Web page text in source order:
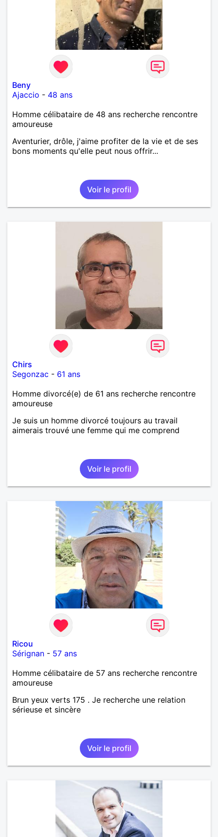
Beny
Ajaccio - 48 ans
Homme célibataire de 48 ans recherche rencontre
amoureuse
Aventurier, drôle, j'aime profiter de la vie et de ses
bons moments qu'elle peut nous offrir...
Voir le profil
Chirs
Segonzac - 61 ans
Homme divorcé(e) de 61 ans recherche rencontre
amoureuse
Je suis un homme divorcé toujours au travail
aimerais trouvé une femme qui me comprend
Voir le profil
Ricou
Sérignan - 57 ans
Homme célibataire de 57 ans recherche rencontre
amoureuse
Brun yeux verts 175 . Je recherche une relation
sérieuse et sincère
Voir le profil